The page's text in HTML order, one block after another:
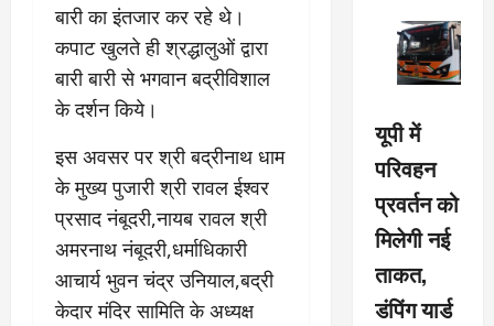
बारी का इंतजार कर रहे थे।
कपाट खुलते ही श्रद्धालुओं द्वारा
बारी बारी से भगवान बद्रीविशाल
के दर्शन किये।
इस अवसर पर श्री बद्रीनाथ धाम
के मुख्य पुजारी श्री रावल ईश्वर
प्रसाद नंबूदरी,नायब रावल श्री
अमरनाथ नंबूदरी,धर्माधिकारी
आचार्य भुवन चंद्र उनियाल,बद्री
केदार मंदिर सामिति के अध्यक्ष
यूपी में
परिवहन
प्रवर्तन को
मिलेगी नई
ताकत,
डंपिंग यार्ड